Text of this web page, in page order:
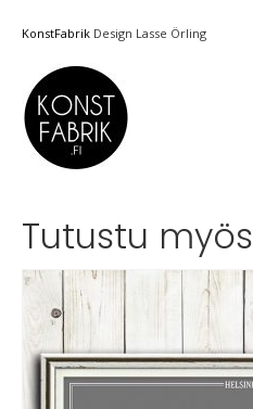
KonstFabrik Design Lasse Örling
Tutustu myös